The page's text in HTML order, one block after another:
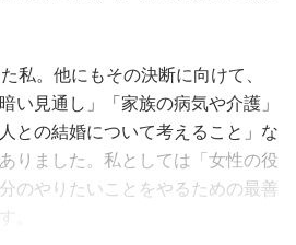
私。他にもその決断に向けて、
い見通し」「家族の病気や介護」
との結婚について考えること」な
りました。私としては「女性の役
のやりたいことをやるための最善
。